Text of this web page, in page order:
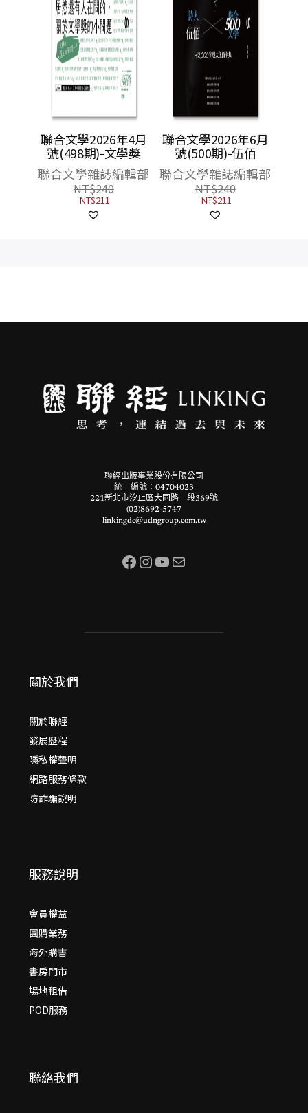
聯合文學2026年4月
號(498期)-文學獎
聯合文學雜誌編輯部
NT$240
NT$211
聯合文學2026年6月
號(500期)-伍佰
聯合文學雜誌編輯部
NT$240
NT$211
聯經出版事業股份有限公司
統一編號：04704023
221新北市汐止區大同路一段369號
(02)8692-5747
linkingdc@udngroup.com.tw
Facebook InstagramYouTube 電子郵件
關於我們
關於聯經
發展歷程
隱私權聲明
網路服務條款
防詐騙說明
服務說明
會員權益
團購業務
海外購書
書房門市
場地租借
POD服務
聯絡我們